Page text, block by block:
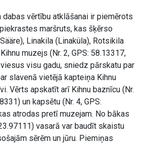
dabas vērtību atklāšanai ir piemērots
maršruts, kas šķērso
Linakila (Linaküla), Rotsikila
muzejs (Nr. 2, GPS: 58.13317,
visu gadu, sniedz pārskatu par
slavenā vietējā kapteiņa Kihnu
Vērts apskatīt arī Kihnu baznīcu (Nr.
un kapsētu (Nr. 4, GPS:
atrodas pretī muzejam. No bākas
vasarā var baudīt skaistu
sērēm un jūru. Piemiņas